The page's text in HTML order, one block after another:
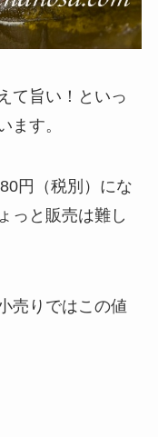
て旨い！といっ
ます。
円（税別）にな
っと販売は難し
売りではこの値